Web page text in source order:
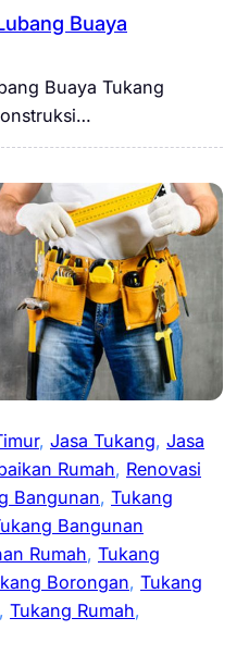
Buaya
Buaya Tukang
, Jasa Tukang, Jasa
Rumah, Renovasi
Bangunan, Tukang
Bangunan
Rumah, Tukang
Borongan, Tukang
, Tukang Rumah